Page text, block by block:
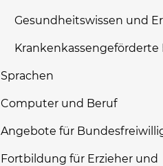
Gesundheitswissen und
Krankenkassengeförderte
Sprachen
Computer und Beruf
Angebote für
Fortbildung für Erzieher und